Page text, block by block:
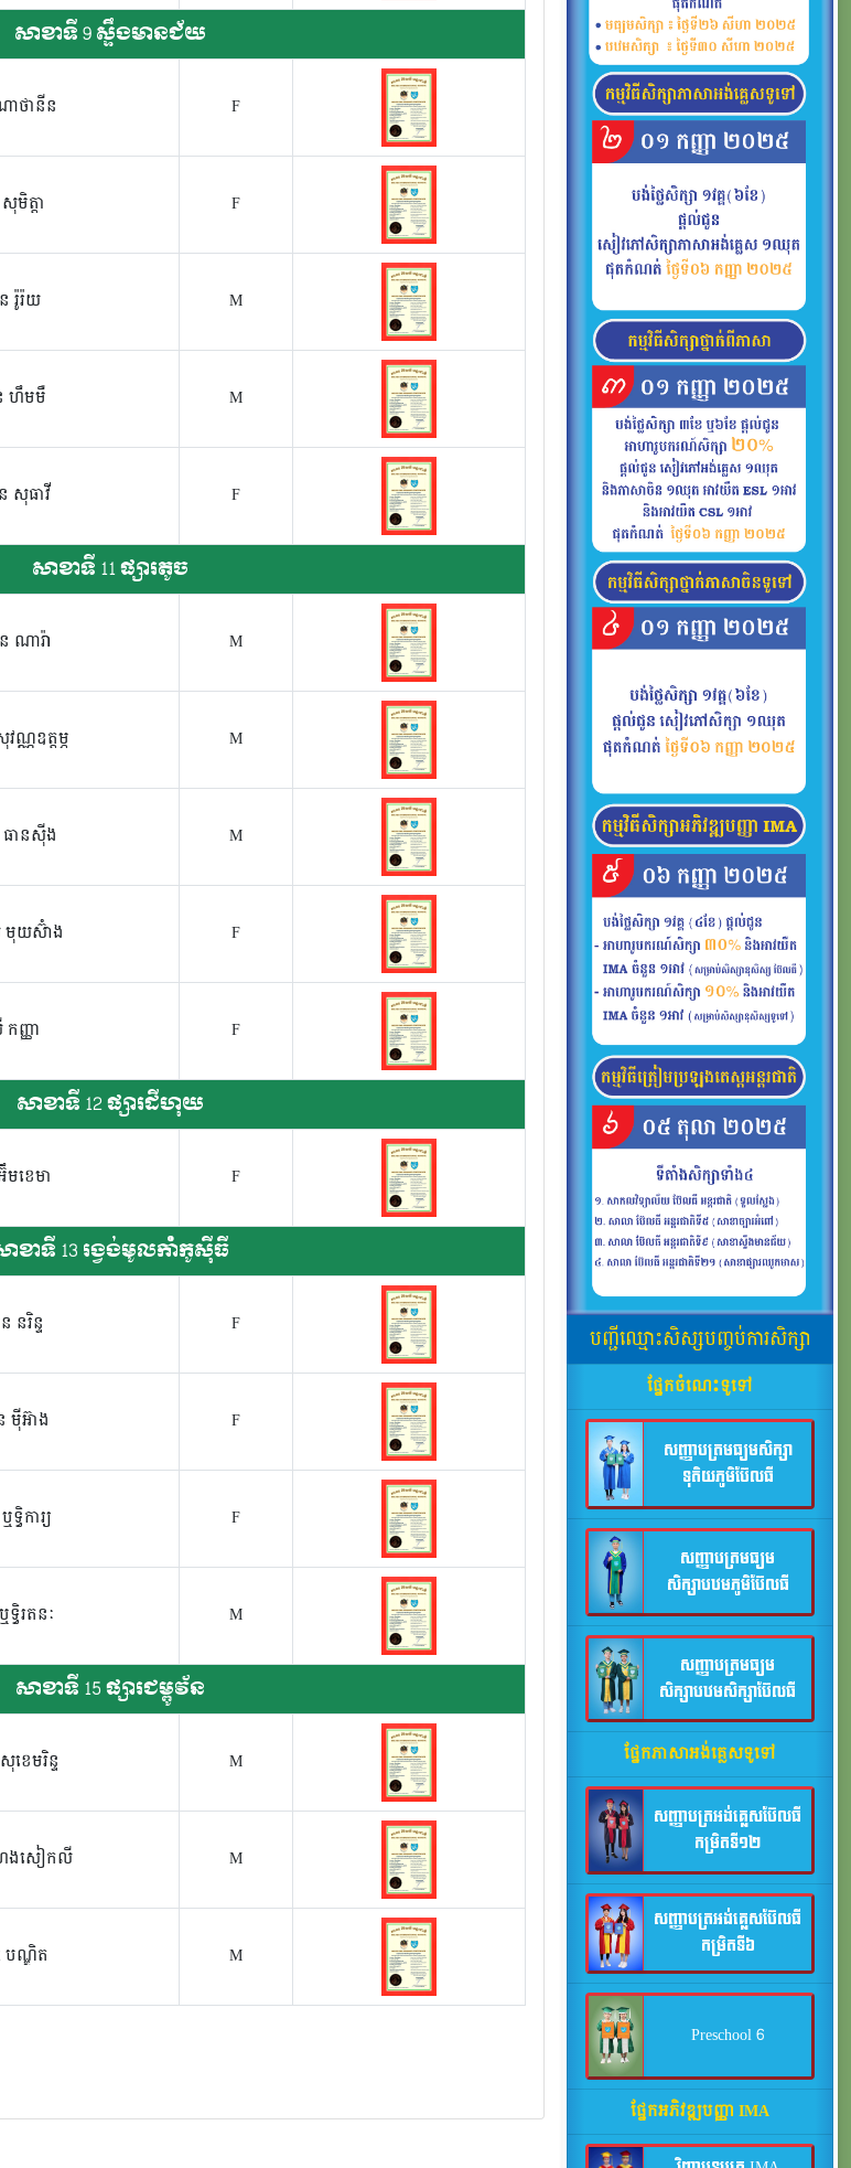
សាខាទី 9 ស្ទឹងមានជ័យ
ាថានីន F
មិត្តា F
រ៉ូរ៉យ M
ហឹមមឺ M
សុធាវី F
សាខាទី 11 ផ្សារតូច
ណារ៉ា M
ណឧត្តម្ភ M
ធានស៊ីង M
យស៊ំាង F
ញ្ញា F
សាខាទី 12 ផ្សារដីហុយ
មខេមា F
ាខាទី 13 រង្វង់មូលកាំកូស៊ីធី
នរិន្ទ F
ម៉ីអ៊ាង F
ទ្ធិការ្យ F
ទ្ធិរតនៈ M
សាខាទី 15 ផ្សារជម្ពូវ័ន
ខេមរិន្ទ M
េងសៀកលី M
បណ្ឌិត M
បញ្ជីឈ្មោះសិស្សបញ្ចប់ការសិក្សា
ផ្នែកចំណេះទូទៅ
សញ្ញាបត្រមធ្យមសិក្សា
ទុតិយភូមិប៊ែលធី
សញ្ញាបត្រមធ្យម
សិក្សាបឋមភូមិប៊ែលធី
សញ្ញាបត្រមធ្យម
សិក្សាបឋមសិក្សាប៊ែលធី
ផ្នែកភាសាអង់គ្លេសទូទៅ
សញ្ញាបត្រអង់គ្លេសប៊ែលធី
កម្រិតទី១២
សញ្ញាបត្រអង់គ្លេសប៊ែលធី
កម្រិតទី៦
Preschool 6
ផ្នែកអភិវឌ្ឍបញ្ញា IMA